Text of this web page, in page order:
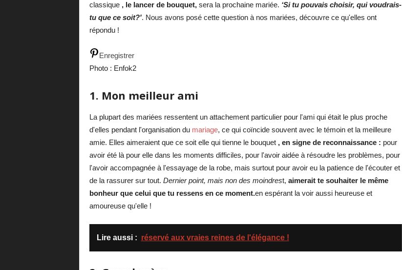
classique , le lancer de bouquet,sera la prochaine mariée. ‘Si tu pouvais choisir, qui voudrais-
tu que ce soit?'. Nous avons posé cette question à nos mariées, découvre ce qu'elles ont
répondu !
Enregistrer
Photo : Enfok2
1. Mon meilleur ami
La plupart des mariées ressentent un attachement particulier pour l'ami qui était le plus proche
d'elles pendant l'organisation du mariage, ce qui coïncide souvent avec le témoin et la meilleure
amie. Elles aimeraient que ce soit elle qui tienne le bouquet , en signe de reconnaissance : pour
avoir été là pour elle dans les moments difficiles, pour l'avoir aidée à résoudre les problèmes, pour
l'avoir accompagnée à l'essayage de la robe, mais surtout pour avoir eu la patience de l'écouter et
de la rassurer sur tout. Dernier point, mais non des moindrest, aimerait te souhaiter le même
bonheur que celui que tu ressens en ce moment.en espérant la voir aussi heureuse et
amoureuse qu'elle !
Lire aussi : réservé aux vraies reines de l'élégance !